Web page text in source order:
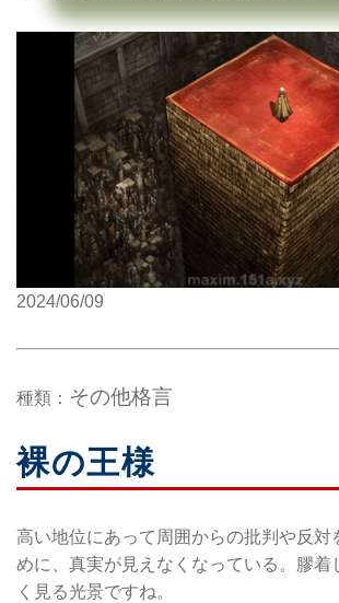
2024/06/09
種類： その他格言
裸の王様
高い地位にあって周囲からの批判や反対
めに、真実が見えなくなっている。膠着
く見る光景ですね。